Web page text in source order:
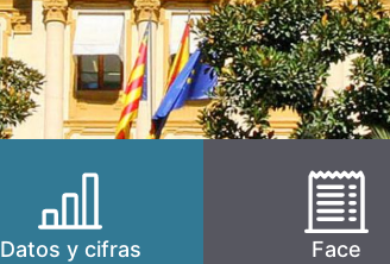
Datos y cifras Face